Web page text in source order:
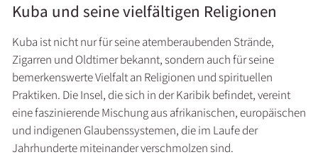
Kuba und seine vielfältigen Religionen
Kuba ist nicht nur für seine atemberaubenden Strände,
Zigarren und Oldtimer bekannt, sondern auch für seine
bemerkenswerte Vielfalt an Religionen und spirituellen
Praktiken. Die Insel, die sich in der Karibik befindet, vereint
eine faszinierende Mischung aus afrikanischen, europäischen
und indigenen Glaubenssystemen, die im Laufe der
Jahrhunderte miteinander verschmolzen sind.